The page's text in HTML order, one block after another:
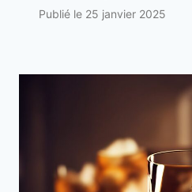
Publié le 25 janvier 2025